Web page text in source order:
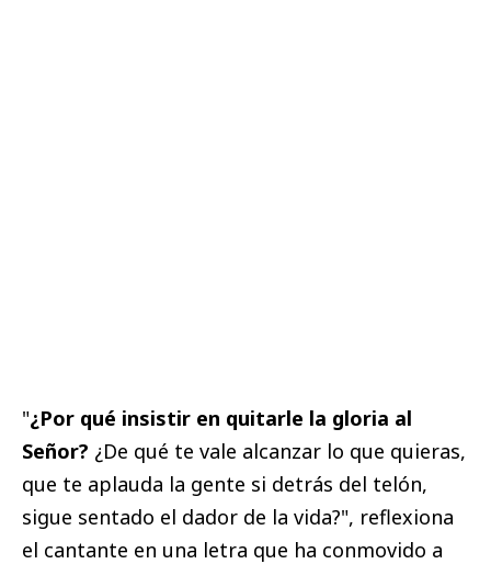
"¿Por qué insistir en quitarle la gloria al
Señor? ¿De qué te vale alcanzar lo que quieras,
que te aplauda la gente si detrás del telón,
sigue sentado el dador de la vida?", reflexiona
el cantante en una letra que ha conmovido a